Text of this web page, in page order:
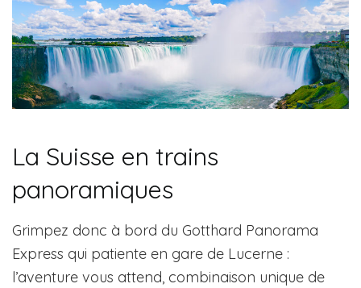
La Suisse en trains
panoramiques
Grimpez donc à bord du Gotthard Panorama
Express qui patiente en gare de Lucerne :
l’aventure vous attend, combinaison unique de